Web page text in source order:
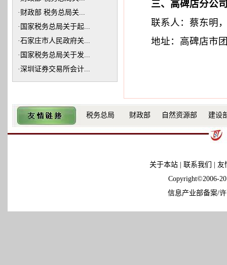
· 财政部 税务总局关...
· 国家税务总局关于起...
·石家庄市人民政府关...
· 国家税务总局关于发...
·深圳证券交易所会计...
三、高碑店分公
联系人：蔡东明，
地址：高碑店市团
税务总局 财政部 自然资源部 建设
关于本站 联系我们
友
Copyright©2006-
信息产业部备案/